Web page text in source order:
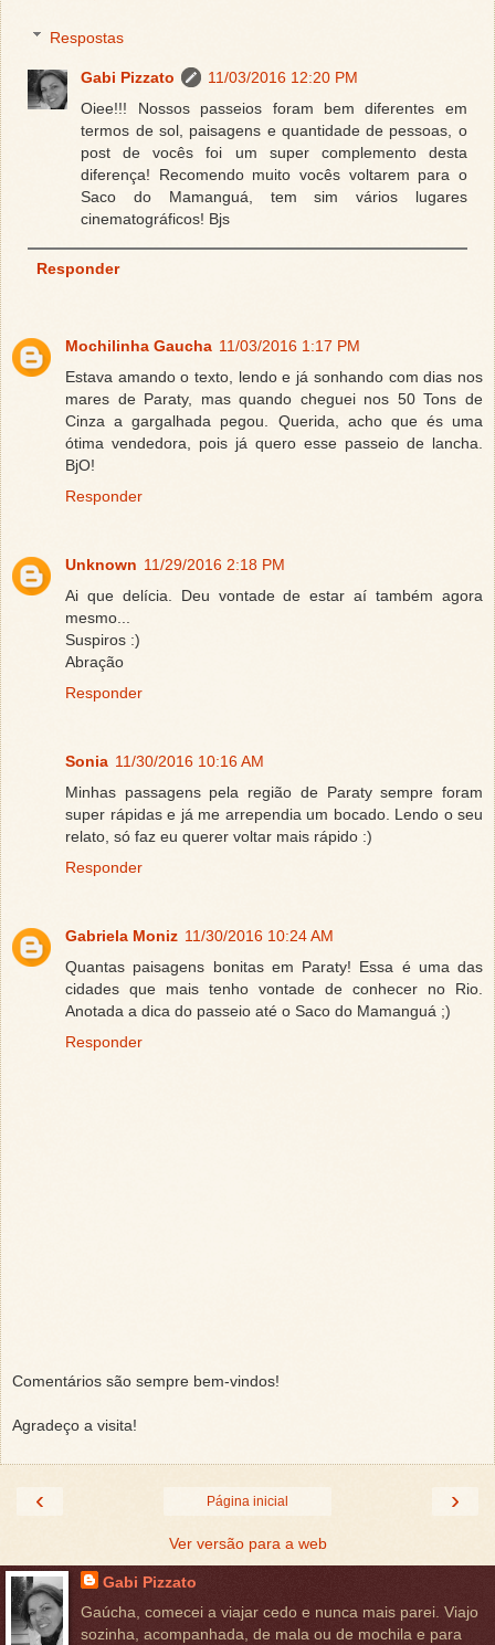
Respostas
Gabi Pizzato
11/03/2016 12:20 PM
Oiee!!! Nossos passeios foram bem diferentes em
termos de sol, paisagens e quantidade de pessoas, o
post de vocês foi um super complemento desta
diferença! Recomendo muito vocês voltarem para o
Saco do Mamanguá, tem sim vários lugares
cinematográficos! Bjs
Responder
Mochilinha Gaucha 11/03/2016 1:17 PM
Estava amando o texto, lendo e já sonhando com dias nos
mares de Paraty, mas quando cheguei nos 50 Tons de
Cinza a gargalhada pegou. Querida, acho que és uma
ótima vendedora, pois já quero esse passeio de lancha.
BjO!
Responder
Unknown 11/29/2016 2:18 PM
Ai que delícia. Deu vontade de estar aí também agora
mesmo...
Suspiros :)
Abração
Responder
Sonia 11/30/2016 10:16 AM
Minhas passagens pela região de Paraty sempre foram
super rápidas e já me arrependia um bocado. Lendo o seu
relato, só faz eu querer voltar mais rápido :)
Responder
Gabriela Moniz 11/30/2016 10:24 AM
Quantas paisagens bonitas em Paraty! Essa é uma das
cidades que mais tenho vontade de conhecer no Rio.
Anotada a dica do passeio até o Saco do Mamanguá ;)
Responder
Comentários são sempre bem-vindos!
Agradeço a visita!
‹ ›
Página inicial
Ver versão para a web
Gabi Pizzato
Gaúcha, comecei a viajar cedo e nunca mais parei. Viajo
sozinha, acompanhada, de mala ou de mochila e para